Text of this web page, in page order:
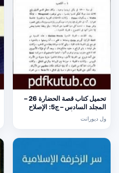
تحميل كتاب قصة الحضارة 26 –
المجلد السادس – ج5: الإصلاح
مجانا [كامل]
ول ديورانت